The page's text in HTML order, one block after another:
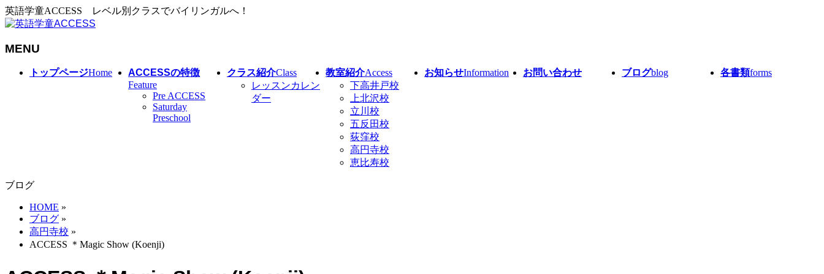
英語学童ACCESS レベル別クラスでバイリンガルへ！
MENU
トップページHome
ACCESSの特徴
Feature
Pre ACCESS
Saturday
Preschool
クラス紹介Class
レッスンカレン
ダー
教室紹介Access
下高井戸校
上北沢校
立川校
五反田校
荻窪校
高円寺校
恵比寿校
お知らせInformation お問い合わせ ブログblog 各書類forms
ブログ
HOME »
ブログ »
高円寺校 »
ACCESS ＊Magic Show (Koenji)